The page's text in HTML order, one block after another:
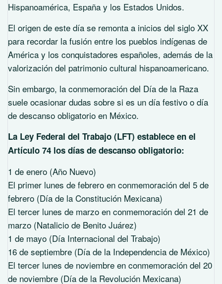
Hispanoamérica, España y los Estados Unidos.
El origen de este día se remonta a inicios del siglo XX
para recordar la fusión entre los pueblos indígenas de
América y los conquistadores españoles, además de la
valorización del patrimonio cultural hispanoamericano.
Sin embargo, la conmemoración del Día de la Raza
suele ocasionar dudas sobre si es un día festivo o día
de descanso obligatorio en México.
La Ley Federal del Trabajo (LFT) establece en el
Artículo 74 los días de descanso obligatorio:
1 de enero (Año Nuevo)
El primer lunes de febrero en conmemoración del 5 de
febrero (Día de la Constitución Mexicana)
El tercer lunes de marzo en conmemoración del 21 de
marzo (Natalicio de Benito Juárez)
1 de mayo (Día Internacional del Trabajo)
16 de septiembre (Día de la Independencia de México)
El tercer lunes de noviembre en conmemoración del 20
de noviembre (Día de la Revolución Mexicana)